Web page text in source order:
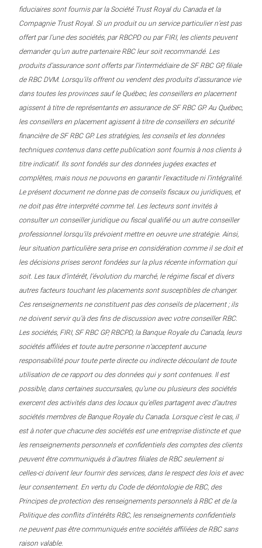
fiduciaires sont fournis par la Société Trust Royal du Canada et la
Compagnie Trust Royal. Si un produit ou un service particulier n’est pas
offert par l’une des sociétés, par RBCPD ou par FIRI, les clients peuvent
demander qu’un autre partenaire RBC leur soit recommandé. Les
produits d’assurance sont offerts par l’intermédiaire de SF RBC GP, filiale
de RBC DVM. Lorsqu’ils offrent ou vendent des produits d’assurance vie
dans toutes les provinces sauf le Québec, les conseillers en placement
agissent à titre de représentants en assurance de SF RBC GP. Au Québec,
les conseillers en placement agissent à titre de conseillers en sécurité
financière de SF RBC GP. Les stratégies, les conseils et les données
techniques contenus dans cette publication sont fournis à nos clients à
titre indicatif. Ils sont fondés sur des données jugées exactes et
complètes, mais nous ne pouvons en garantir l’exactitude ni l’intégralité.
Le présent document ne donne pas de conseils fiscaux ou juridiques, et
ne doit pas être interprété comme tel. Les lecteurs sont invités à
consulter un conseiller juridique ou fiscal qualifié ou un autre conseiller
professionnel lorsqu’ils prévoient mettre en oeuvre une stratégie. Ainsi,
leur situation particulière sera prise en considération comme il se doit et
les décisions prises seront fondées sur la plus récente information qui
soit. Les taux d’intérêt, l’évolution du marché, le régime fiscal et divers
autres facteurs touchant les placements sont susceptibles de changer.
Ces renseignements ne constituent pas des conseils de placement ; ils
ne doivent servir qu’à des fins de discussion avec votre conseiller RBC.
Les sociétés, FIRI, SF RBC GP, RBCPD, la Banque Royale du Canada, leurs
sociétés affiliées et toute autre personne n’acceptent aucune
responsabilité pour toute perte directe ou indirecte découlant de toute
utilisation de ce rapport ou des données qui y sont contenues. Il est
possible, dans certaines succursales, qu’une ou plusieurs des sociétés
exercent des activités dans des locaux qu’elles partagent avec d’autres
sociétés membres de Banque Royale du Canada. Lorsque c’est le cas, il
est à noter que chacune des sociétés est une entreprise distincte et que
les renseignements personnels et confidentiels des comptes des clients
peuvent être communiqués à d’autres filiales de RBC seulement si
celles-ci doivent leur fournir des services, dans le respect des lois et avec
leur consentement. En vertu du Code de déontologie de RBC, des
Principes de protection des renseignements personnels à RBC et de la
Politique des conflits d’intérêts RBC, les renseignements confidentiels
ne peuvent pas être communiqués entre sociétés affiliées de RBC sans
raison valable.